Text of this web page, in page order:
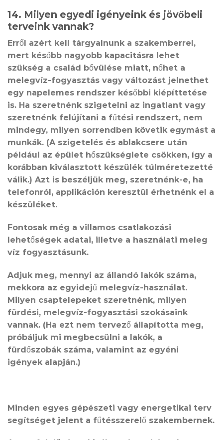
14. Milyen egyedi igényeink és jövőbeli
terveink vannak?
Erről azért kell tárgyalnunk a szakemberrel,
mert később nagyobb kapacitásra lehet
szükség a család bővülése miatt, nőhet a
melegvíz-fogyasztás vagy változást jelnethet
egy napelemes rendszer későbbi kiépíttetése
is. Ha szeretnénk szigetelni az ingatlant vagy
szeretnénk felújítani a fűtési rendszert, nem
mindegy, milyen sorrendben követik egymást a
munkák. (A szigetelés és ablakcsere után
például az épület hőszükséglete csökken, így a
korábban kiválasztott készülék túlméretezetté
válik.) Azt is beszéljük meg, szeretnénk-e, ha
telefonról, applikáción keresztül érhetnénk el a
készüléket.
Fontosak még a villamos csatlakozási
lehetőségek adatai, illetve a használati meleg
víz fogyasztásunk.
Adjuk meg, mennyi az állandó lakók száma,
mekkora az egyidejű melegvíz-használat.
Milyen csaptelepeket szeretnénk, milyen
fürdési, melegvíz-fogyasztási szokásaink
vannak. (Ha ezt nem tervező állapította meg,
próbáljuk mi megbecsülni a lakók, a
fürdőszobák száma, valamint az egyéni
igények alapján.)
Minden egyes gépészeti vagy energetikai terv
segítséget jelent a fűtésszerelő szakembernek.